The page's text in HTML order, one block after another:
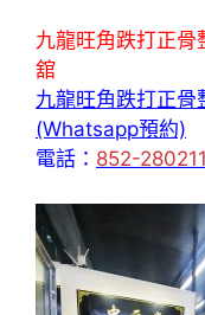
九龍旺角跌打正
舘
九龍旺角跌打正
(Whatsapp預約)
電話： 852-